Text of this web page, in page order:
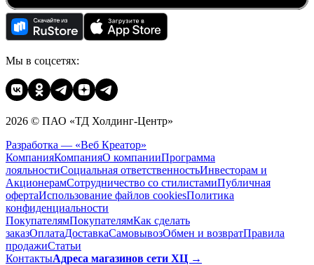
Мы в соцсетях:
2026 © ПАО «ТД Холдинг-Центр»
Разработка — «Веб Креатор»
КомпанияКомпанияО компанииПрограмма
лояльностиСоциальная ответственностьИнвесторам и
АкционерамСотрудничество со стилистамиПубличная
офертаИспользование файлов cookiesПолитика
конфиденциальности
ПокупателямПокупателямКак сделать
заказОплатаДоставкаCамовывозОбмен и возвратПравила
продажиСтатьи
КонтактыАдреса магазинов сети ХЦ →